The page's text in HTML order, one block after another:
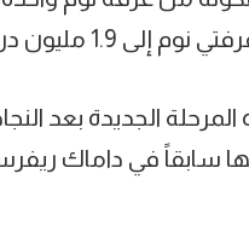
1.9 مليون درهم.
الجديدة بعد
سابقاً في داماك